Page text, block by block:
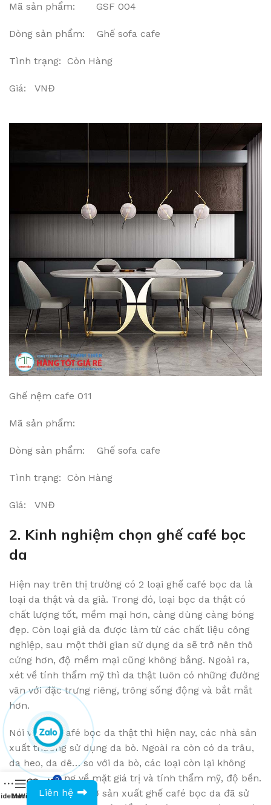
Mã sản phẩm: GSF 004
Dòng sản phẩm: Ghế sofa cafe
Tình trạng: Còn Hàng
Giá: VNĐ
Ghế nệm cafe 011
Mã sản phẩm:
Dòng sản phẩm: Ghế sofa cafe
Tình trạng: Còn Hàng
Giá: VNĐ
2. Kinh nghiệm chọn ghế café bọc
da
Hiện nay trên thị trường có 2 loại ghế café bọc da là
loại da thật và da giả. Trong đó, loại bọc da thật có
chất lượng tốt, mềm mại hơn, càng dùng càng bóng
đẹp. Còn loại giả da được làm từ các chất liệu công
nghiệp, sau một thời gian sử dụng da sẽ trở nên thô
cứng hơn, độ mềm mại cũng không bằng. Ngoài ra,
xét về tính thẩm mỹ thì da thật luôn có những đường
vân với đặc trưng riêng, trông sống động và bắt mắt
hơn.
Nói về ghế café bọc da thật thì hiện nay, các nhà sản
xuất thường sử dụng da bò. Ngoài ra còn có da trâu,
da heo, da dê… so với da bò, các loại còn lại không
thể sánh bằng về mặt giá trị và tính thẩm mỹ, độ bền.
Do vậy, nhiều cơ sở sản xuất ghế café bọc da đã sử
MenuWishlistCompare
0
Cart
Liên hệ
0943594386